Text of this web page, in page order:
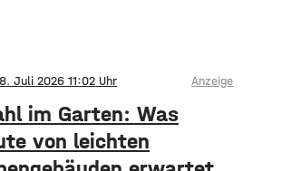
. Juli 2026 11:02 Anzeige
im Garten: Was
von leichten